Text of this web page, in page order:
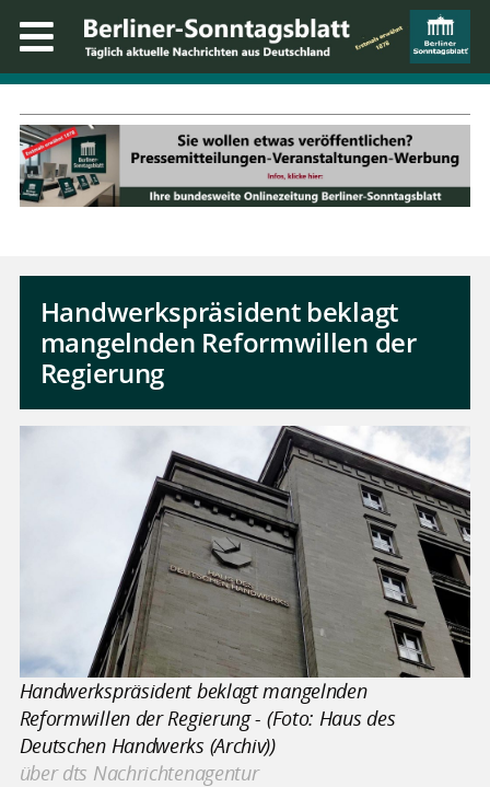
Handwerkspräsident beklagt
mangelnden Reformwillen der
Regierung
Handwerkspräsident beklagt mangelnden
Reformwillen der Regierung - (Foto: Haus des
Deutschen Handwerks (Archiv))
über dts Nachrichtenagentur